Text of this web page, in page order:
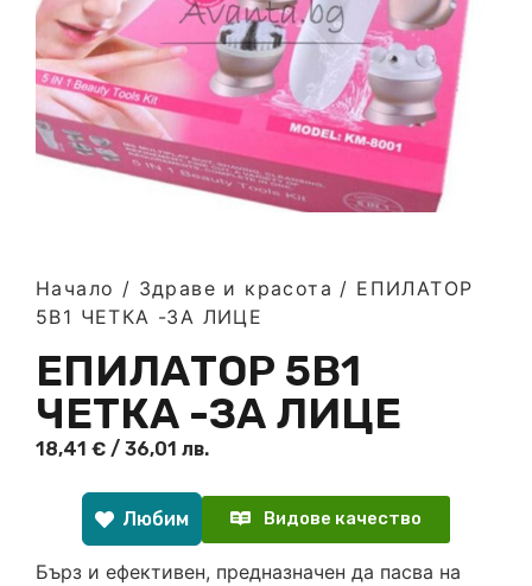
Начало / Здраве и красота / ЕПИЛАТОР
5В1 ЧЕТКА -ЗА ЛИЦЕ
ЕПИЛАТОР 5В1
ЧЕТКА -ЗА ЛИЦЕ
18,41 € / 36,01 лв.
Любим Видове качество
Бърз и ефективен, предназначен да пасва на